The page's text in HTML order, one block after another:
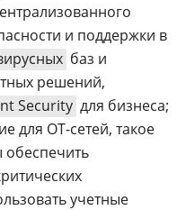
и поддержки в
баз и
решений,
Security для бизнеса;
для OT-сетей, такое
обеспечить
учетные